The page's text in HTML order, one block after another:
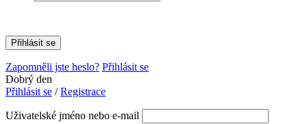
Zapomněli jste heslo? Přihlásit se
Dobrý den
Přihlásit se /Registrace
Uživatelské jméno nebo e-mail